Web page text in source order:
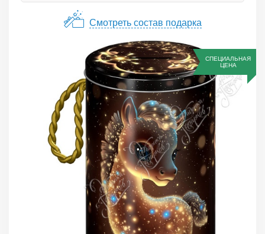
СПЕЦИАЛЬНАЯ
ЦЕНА
Смотреть состав подарка